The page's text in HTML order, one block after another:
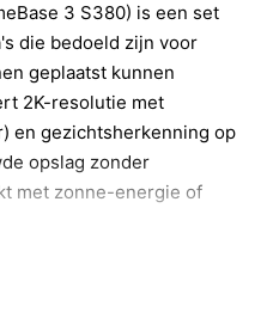
3 S380) is een set
die bedoeld zijn voor
geplaatst kunnen
2K-resolutie met
en gezichtsherkenning op
opslag zonder
met zonne-energie of